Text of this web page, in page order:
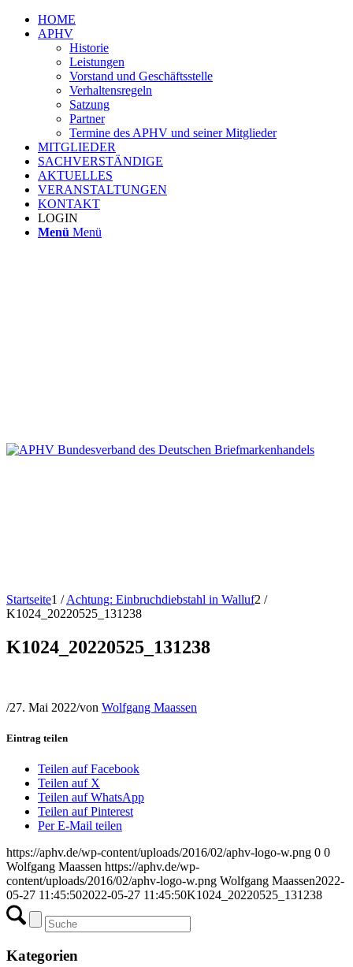
HOME
APHV
Historie
Leistungen
Vorstand und Geschäftsstelle
Verhaltensregeln
Satzung
Partner
Termine des APHV und seiner Mitglieder
MITGLIEDER
SACHVERSTÄNDIGE
AKTUELLES
VERANSTALTUNGEN
KONTAKT
LOGIN
Menü Menü
Startseite1 / Achtung: Einbruchdiebstahl in Walluf2 /
K1024_20220525_131238
K1024_20220525_131238
/27. Mai 2022/von Wolfgang Maassen
Eintrag teilen
Teilen auf Facebook
Teilen auf X
Teilen auf WhatsApp
Teilen auf Pinterest
Per E-Mail teilen
https://aphv.de/wp-content/uploads/2016/02/aphv-logo-w.png 0 0
Wolfgang Maassen https://aphv.de/wp-
content/uploads/2016/02/aphv-logo-w.png Wolfgang Maassen2022-
05-27 11:45:502022-05-27 11:45:50K1024_20220525_131238
Kategorien